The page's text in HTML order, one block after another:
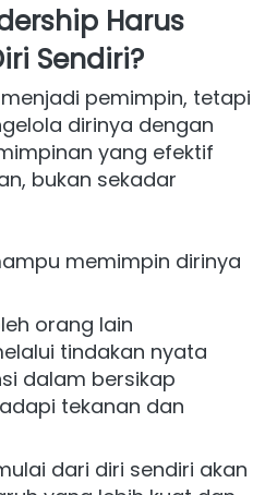
Harus
Sendiri?
pemimpin, tetapi
dirinya dengan
yang efektif
bukan sekadar
memimpin dirinya
orang lain
tindakan nyata
dalam bersikap
tekanan dan
dari diri sendiri akan